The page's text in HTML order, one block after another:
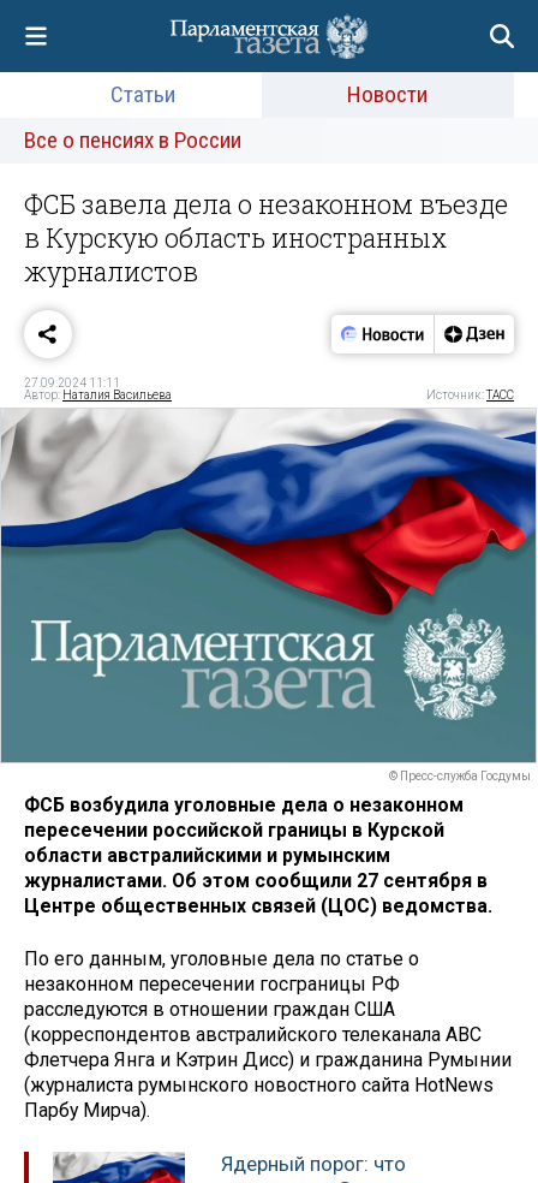
Статьи
Новости
Все о пенсиях в России
ФСБ завела дела о незаконном въезде
в Курскую область иностранных
журналистов
27.09.2024 11:11
Автор: Наталия Васильева Источник:ТАСС
© Пресс-служба Госдумы
ФСБ возбудила уголовные дела о незаконном
пересечении российской границы в Курской
области австралийскими и румынским
журналистами. Об этом сообщили 27 сентября в
Центре общественных связей (ЦОС) ведомства.
По его данным, уголовные дела по статье о
незаконном пересечении госграницы РФ
расследуются в отношении граждан США
(корреспондентов австралийского телеканала АВС
Флетчера Янга и Кэтрин Дисс) и гражданина Румынии
(журналиста румынского новостного сайта НotNews
Парбу Мирча).
Ядерный порог: что